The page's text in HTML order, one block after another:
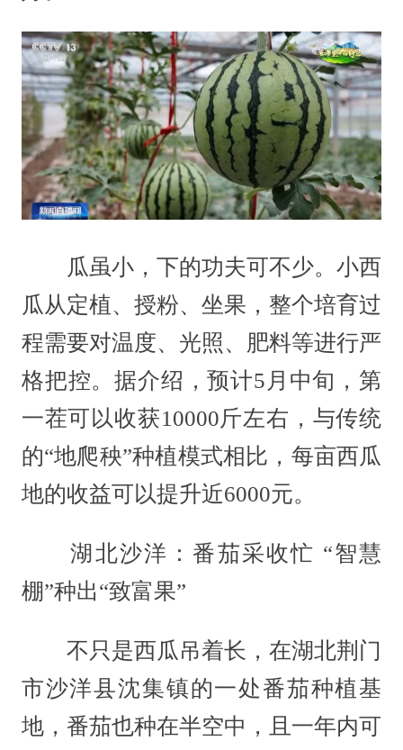
瓜虽小，下的功夫可不少。小西
瓜从定植、授粉、坐果，整个培育过
程需要对温度、光照、肥料等进行严
格把控。据介绍，预计5月中旬，第
一茬可以收获10000斤左右，与传统
的“地爬秧”种植模式相比，每亩西瓜
地的收益可以提升近6000元。
湖北沙洋：番茄采收忙 “智慧
棚”种出“致富果”
不只是西瓜吊着长，在湖北荆门
市沙洋县沈集镇的一处番茄种植基
地，番茄也种在半空中，且一年内可